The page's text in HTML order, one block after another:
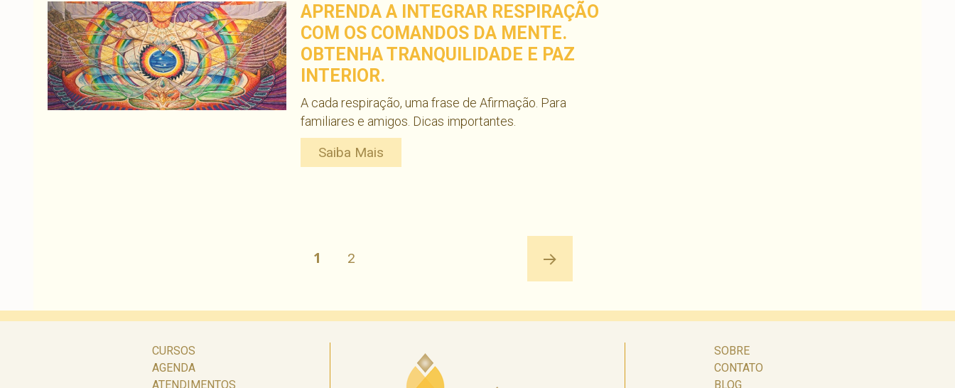
APRENDA A INTEGRAR RESPIRAÇÃO
COM OS COMANDOS DA MENTE.
OBTENHA TRANQUILIDADE E PAZ
INTERIOR.
A cada respiração, uma frase de Afirmação. Para
familiares e amigos. Dicas importantes.
Saiba Mais
PÁGINA
1 Página
2
CURSOS
AGENDA
ATENDIMENTOS
SOBRE
CONTATO
BLOG